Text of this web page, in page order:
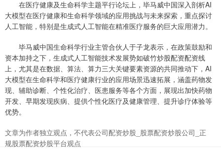
在医疗健康及生命科学主题平行论坛上，毕马威中国深入剖析AI
大模型在医疗健康和生命科学领域的应用挑战与未来探索，重点探讨
人工智能，特别是生成式人工智能在精准医疗服务的巨大应用潜力。
毕马威中国生命科学行业主管合伙人于子龙表示，在政策鼓励和
资本加持之下，生成式人工智能技术发展势如破竹炒股配资配资线
上，尤其是在数据、算法、算力三大关键要素资源的共同推动下，AI
大模型在生命科学和医疗健康行业的应用场景迅速拓展，涵盖药物发
现、辅助诊断、个性化治疗、医患服务等各个方面，展现出加快药物
开发、早期发现疾病、提供个性化医疗及健康管理、提升诊疗体验等
优势。
文章为作者独立观点，不代表公司配资炒股_股票配资炒股公司_正
规股票配资炒股平台观点